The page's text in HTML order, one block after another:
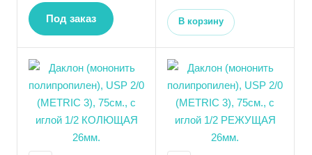
Под заказ В корзину